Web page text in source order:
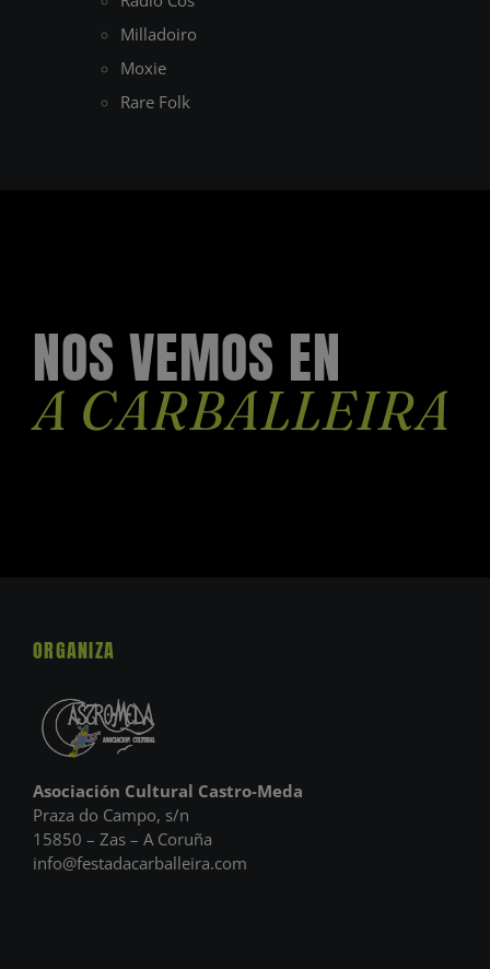
Milladoiro
Moxie
Rare Folk
NOS VEMOS EN
A CARBALLEIRA
ORGANIZA
Asociación Cultural Castro-Meda
Praza do Campo, s/n
15850 – Zas – A Coruña
info@festadacarballeira.com